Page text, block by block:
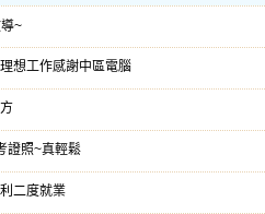
~
想工作感謝中區電腦
證照~真輕鬆
二度就業